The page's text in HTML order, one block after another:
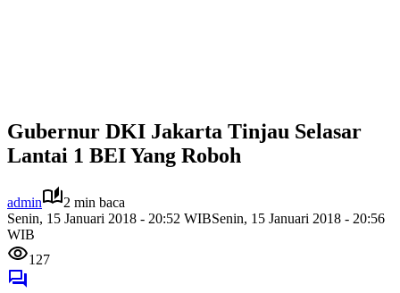
Gubernur DKI Jakarta Tinjau Selasar
Lantai 1 BEI Yang Roboh
admin
2 min baca
Senin, 15 Januari 2018 - 20:52 WIBSenin, 15 Januari 2018 - 20:56
WIB
127